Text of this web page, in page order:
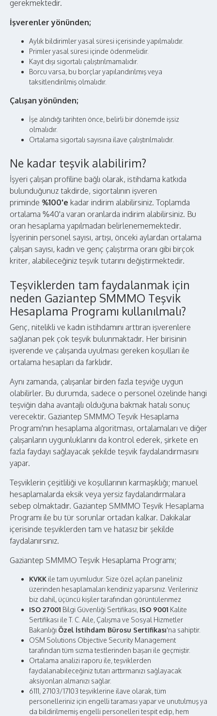
gerekmektedir.
İşverenler yönünden;
Aylık bildirimler yasal süresi içerisinde yapılmalıdır.
Primler yasal süresi içinde ödenmelidir.
Kayıt dışı sigortalı çalıştırılmamalıdır.
Borcu varsa, bu borçlar yapılandırılmış veya
taksitlendirilmiş olmalıdır.
Çalışan yönünden;
İşe alındığı tarihten önce, belirli bir dönemde işsiz
olmalıdır.
Ortalama sigortalı sayısına ilave çalıştırılmalıdır.
Ne kadar teşvik alabilirim?
İşyeri çalışan profiline bağlı olarak, istihdama katkıda
bulunduğunuz takdirde, sigortalının işveren
priminde %100'e kadar indirim alabilirsiniz. Toplamda
ortalama %40'a varan oranlarda indirim alabilirsiniz. Bu
oran hesaplama yapılmadan belirlenememektedir.
İşyerinin personel sayısı, artışı, önceki aylardan ortalama
çalışan sayısı, kadın ve genç çalıştırma oranı gibi birçok
kriter, alabileceğiniz teşvik tutarını değiştirmektedir.
Teşviklerden tam faydalanmak için
neden Gaziantep SMMMO Teşvik
Hesaplama Programı kullanılmalı?
Genç, nitelikli ve kadın istihdamını arttıran işverenlere
sağlanan pek çok teşvik bulunmaktadır. Her birisinin
işverende ve çalışanda uyulması gereken koşulları ile
ortalama hesapları da farklıdır.
Aynı zamanda, çalışanlar birden fazla teşviğe uygun
olabilirler. Bu durumda, sadece o personel özelinde hangi
teşviğin daha avantajlı olduğuna bakmak hatalı sonuç
verecektir. Gaziantep SMMMO Teşvik Hesaplama
Programı'nın hesaplama algoritması, ortalamaları ve diğer
çalışanların uygunluklarını da kontrol ederek, şirkete en
fazla faydayı sağlayacak şekilde teşvik faydalandırmasını
yapar.
Teşviklerin çeşitliliği ve koşullarının karmaşıklığı; manuel
hesaplamalarda eksik veya yersiz faydalandırmalara
sebep olmaktadır. Gaziantep SMMMO Teşvik Hesaplama
Programı ile bu tür sorunlar ortadan kalkar. Dakikalar
içerisinde teşviklerden tam ve hatasız bir şekilde
faydalanırsınız.
Gaziantep SMMMO Teşvik Hesaplama Programı;
KVKK ile tam uyumludur. Size özel açılan paneliniz
üzerinden hesaplamaları kendiniz yaparsınız. Verileriniz
biz dahil, üçüncü kişiler tarafından görüntülenmez
ISO 27001 Bilgi Güvenliği Sertifikası, ISO 9001 Kalite
Sertifikası ile T. C. Aile, Çalışma ve Sosyal Hizmetler
Bakanlığı Özel İstihdam Bürosu Sertifikası'na sahiptir.
OSM Solutions Objective Security Management
tarafından tüm sızma testlerinden başarı ile geçmiştir.
Ortalama analizi raporu ile, teşviklerden
faydalanabileceğiniz tutarı arttırmanızı sağlayacak
aksiyonları almanızı sağlar.
6111, 27103/17103 teşviklerine ilave olarak, tüm
personelleriniz için engelli taraması yapar ve unutulmuş ya
da bildirilmemiş engelli personelleri tespit edip, hem